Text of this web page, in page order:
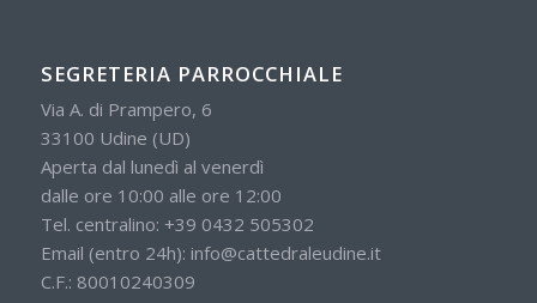
SEGRETERIA PARROCCHIALE
Via A. di Prampero, 6
33100 Udine (UD)
Aperta dal lunedì al venerdì
dalle ore 10:00 alle ore 12:00
Tel. centralino: +39 0432 505302
Email (entro 24h): info@cattedraleudine.it
C.F.: 80010240309